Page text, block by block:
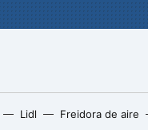
Lidl Freidora de aire